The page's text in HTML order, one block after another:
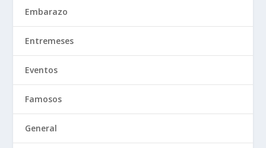
Embarazo
Entremeses
Eventos
Famosos
General